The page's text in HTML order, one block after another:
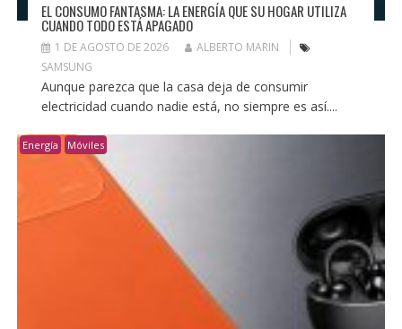
EL CONSUMO FANTASMA: LA ENERGÍA QUE SU HOGAR UTILIZA
CUANDO TODO ESTÁ APAGADO
1 DE AGOSTO DE 2026
ALBERTO MARIN
SAMSUNG
Aunque parezca que la casa deja de consumir
electricidad cuando nadie está, no siempre es así....
Energía Móviles